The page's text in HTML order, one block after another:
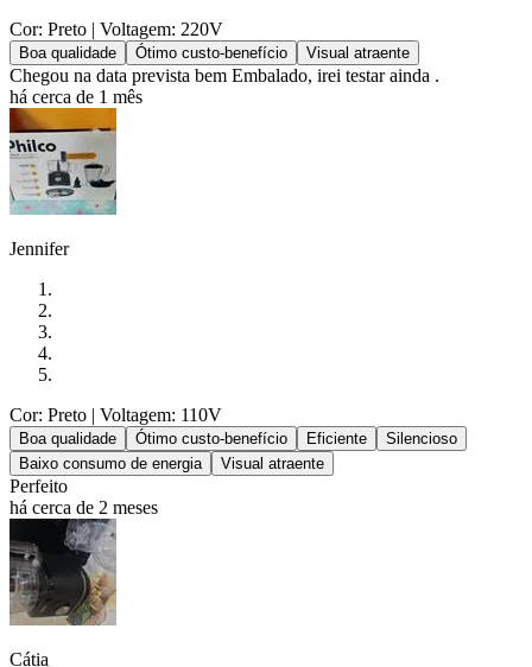
Cor: Preto | Voltagem: 220V
Boa qualidade Ótimo custo-benefício Visual atraente
Chegou na data prevista bem Embalado, irei testar ainda .
há cerca de 1 mês
Jennifer
Cor: Preto | Voltagem: 110V
Boa qualidade Ótimo custo-benefício Eficiente
Silencioso
Baixo consumo de energia
Visual atraente
Perfeito
há cerca de 2 meses
Cátia